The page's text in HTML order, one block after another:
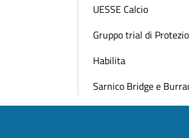
UESSE Calcio
Gruppo trial di
Habilita
Sarnico Bridge e